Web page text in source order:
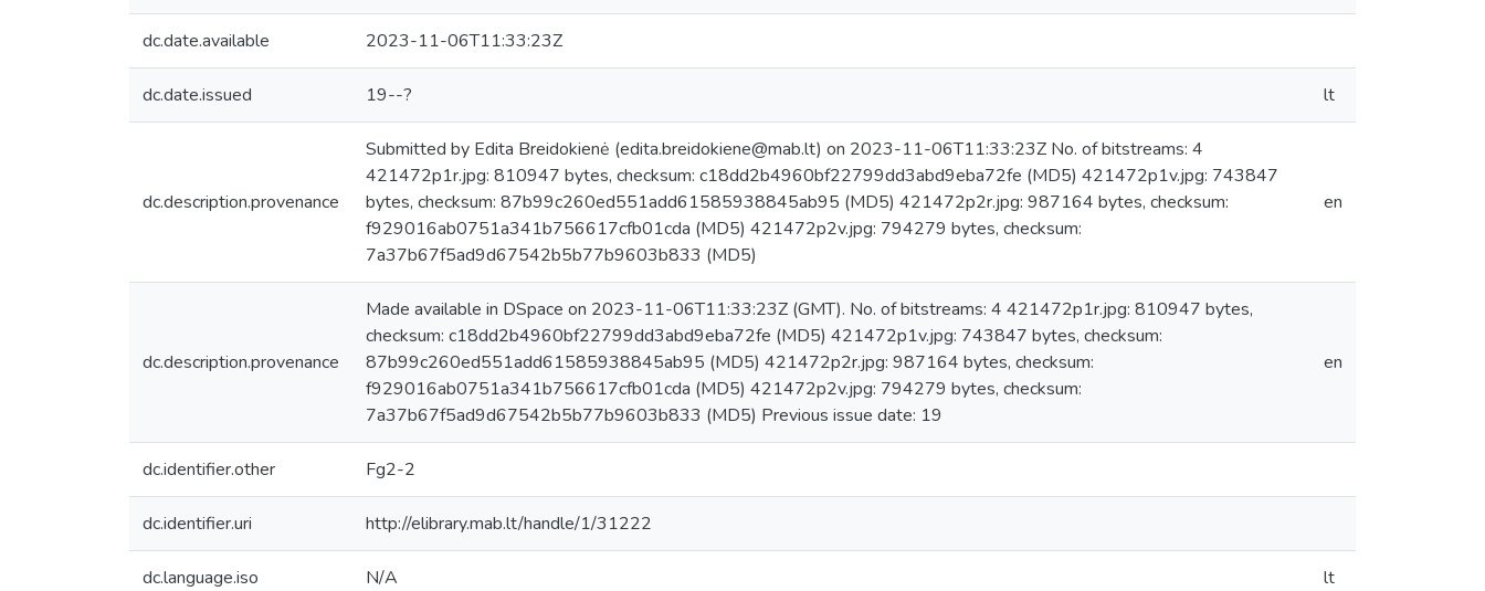
dc.date.available 2023-11-06T11:33:23Z
dc.date.issued 19--? lt
dc.description.provenance
Submitted by Edita Breidokienė (edita.breidokiene@mab.lt) on 2023-11-06T11:33:23Z No. of bitstreams: 4
421472p1r.jpg: 810947 bytes, checksum: c18dd2b4960bf22799dd3abd9eba72fe (MD5) 421472p1v.jpg: 743847
bytes, checksum: 87b99c260ed551add61585938845ab95 (MD5) 421472p2r.jpg: 987164 bytes, checksum:
f929016ab0751a341b756617cfb01cda (MD5) 421472p2v.jpg: 794279 bytes, checksum:
7a37b67f5ad9d67542b5b77b9603b833 (MD5)
en
dc.description.provenance
Made available in DSpace on 2023-11-06T11:33:23Z (GMT). No. of bitstreams: 4 421472p1r.jpg: 810947 bytes,
checksum: c18dd2b4960bf22799dd3abd9eba72fe (MD5) 421472p1v.jpg: 743847 bytes, checksum:
87b99c260ed551add61585938845ab95 (MD5) 421472p2r.jpg: 987164 bytes, checksum:
f929016ab0751a341b756617cfb01cda (MD5) 421472p2v.jpg: 794279 bytes, checksum:
7a37b67f5ad9d67542b5b77b9603b833 (MD5) Previous issue date: 19
en
dc.identifier.other Fg2-2
dc.identifier.uri http://elibrary.mab.lt/handle/1/31222
dc.language.iso N/A lt